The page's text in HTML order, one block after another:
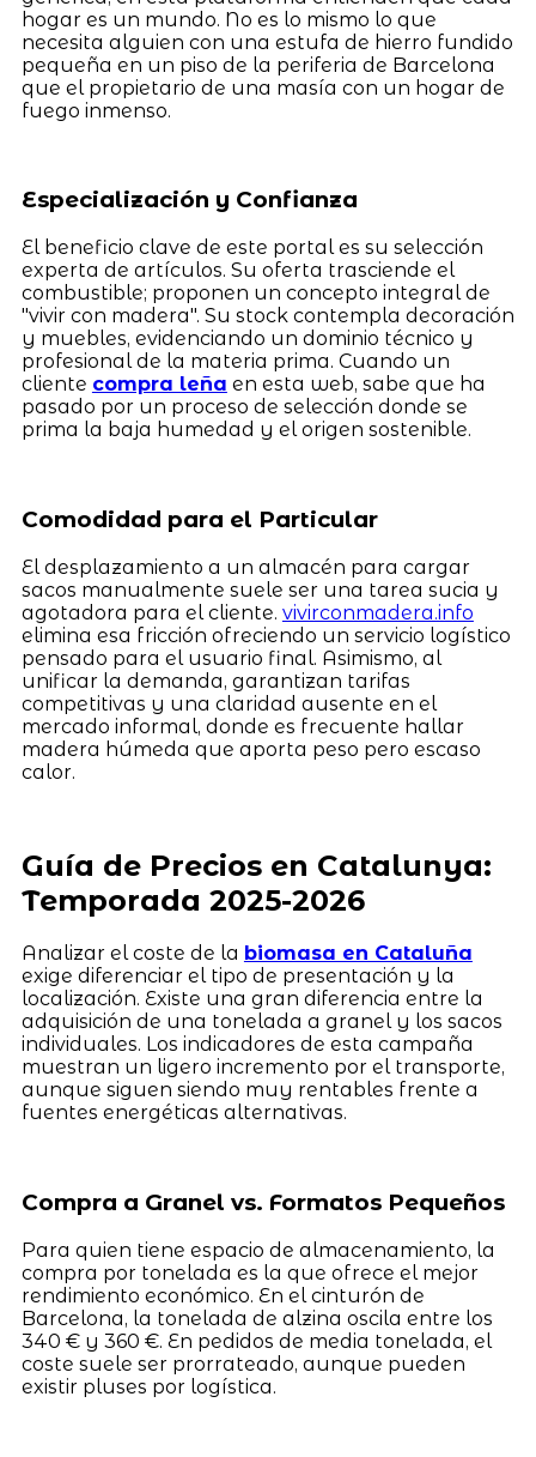
hogar es un mundo. No es lo mismo lo que
necesita alguien con una estufa de hierro fundido
pequeña en un piso de la periferia de Barcelona
que el propietario de una masía con un hogar de
fuego inmenso.
Especialización y Confianza
El beneficio clave de este portal es su selección
experta de artículos. Su oferta trasciende el
combustible; proponen un concepto integral de
"vivir con madera". Su stock contempla decoración
y muebles, evidenciando un dominio técnico y
profesional de la materia prima. Cuando un
cliente compra leña en esta web, sabe que ha
pasado por un proceso de selección donde se
prima la baja humedad y el origen sostenible.
Comodidad para el Particular
El desplazamiento a un almacén para cargar
sacos manualmente suele ser una tarea sucia y
agotadora para el cliente. vivirconmadera.info
elimina esa fricción ofreciendo un servicio logístico
pensado para el usuario final. Asimismo, al
unificar la demanda, garantizan tarifas
competitivas y una claridad ausente en el
mercado informal, donde es frecuente hallar
madera húmeda que aporta peso pero escaso
calor.
Guía de Precios en Catalunya:
Temporada 2025-2026
Analizar el coste de la biomasa en Cataluña
exige diferenciar el tipo de presentación y la
localización. Existe una gran diferencia entre la
adquisición de una tonelada a granel y los sacos
individuales. Los indicadores de esta campaña
muestran un ligero incremento por el transporte,
aunque siguen siendo muy rentables frente a
fuentes energéticas alternativas.
Compra a Granel vs. Formatos Pequeños
Para quien tiene espacio de almacenamiento, la
compra por tonelada es la que ofrece el mejor
rendimiento económico. En el cinturón de
Barcelona, la tonelada de alzina oscila entre los
340 € y 360 €. En pedidos de media tonelada, el
coste suele ser prorrateado, aunque pueden
existir pluses por logística.